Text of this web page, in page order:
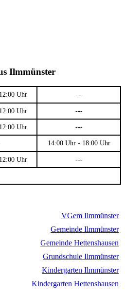
Ilmmünster
Uhr ---
Uhr ---
Uhr ---
14:00 Uhr - 18:00 Uhr
Uhr ---
VGem Ilmmünster
Gemeinde Ilmmünster
Gemeinde Hettenshausen
Grundschule Ilmmünster
Kindergarten Ilmmünster
Kindergarten Hettenshausen